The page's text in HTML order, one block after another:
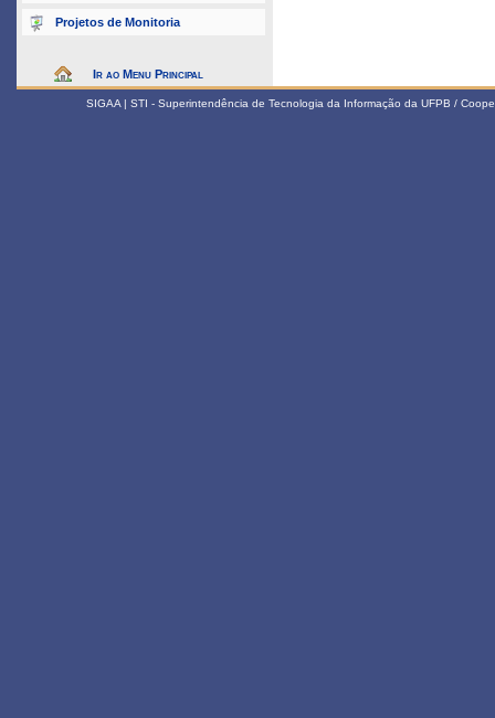
Projetos de Monitoria
Ir ao Menu Principal
SIGAA | STI - Superintendência de Tecnologia da Informação da UFPB /